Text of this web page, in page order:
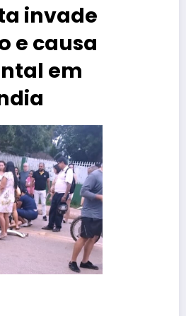
invade
e causa
em